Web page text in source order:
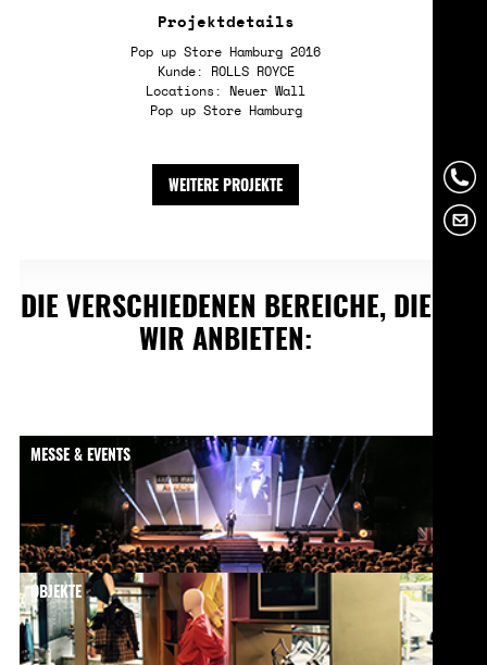
Projektdetails
Pop up Store Hamburg 2016
Kunde: ROLLS ROYCE
Locations: Neuer Wall
Pop up Store Hamburg
WEITERE PROJEKTE
DIE VERSCHIEDENEN BEREICHE, DIE
WIR ANBIETEN:
MESSE & EVENTS
OBJEKTE